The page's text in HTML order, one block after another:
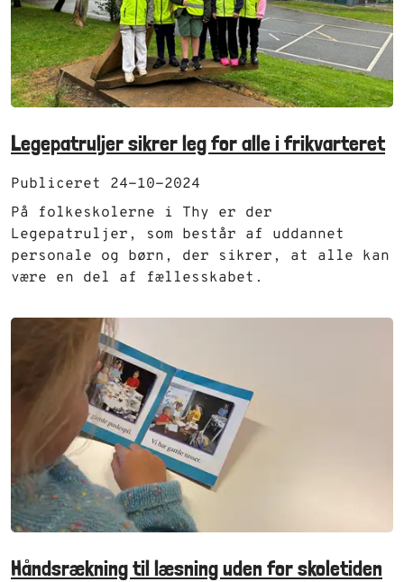
Legepatruljer sikrer leg for alle i frikvarteret
Publiceret 24-10-2024
På folkeskolerne i Thy er der
Legepatruljer, som består af uddannet
personale og børn, der sikrer, at alle kan
være en del af fællesskabet.
Håndsrækning til læsning uden for skoletiden